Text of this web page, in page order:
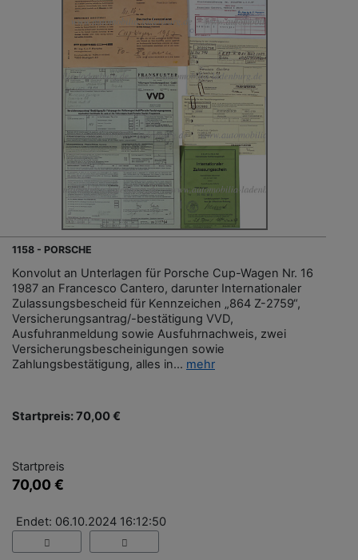
1158 - PORSCHE
Konvolut an Unterlagen für Porsche Cup-Wagen Nr. 16
1987 an Francesco Cantero, darunter Internationaler
Zulassungsbescheid für Kennzeichen „864 Z-2759“,
Versicherungsantrag/-bestätigung VVD,
Ausfuhranmeldung sowie Ausfuhrnachweis, zwei
Versicherungsbescheinigungen sowie
Zahlungsbestätigung, alles in... mehr
Startpreis: 70,00 €
Startpreis
70,00 €
Endet: 06.10.2024 16:12:50